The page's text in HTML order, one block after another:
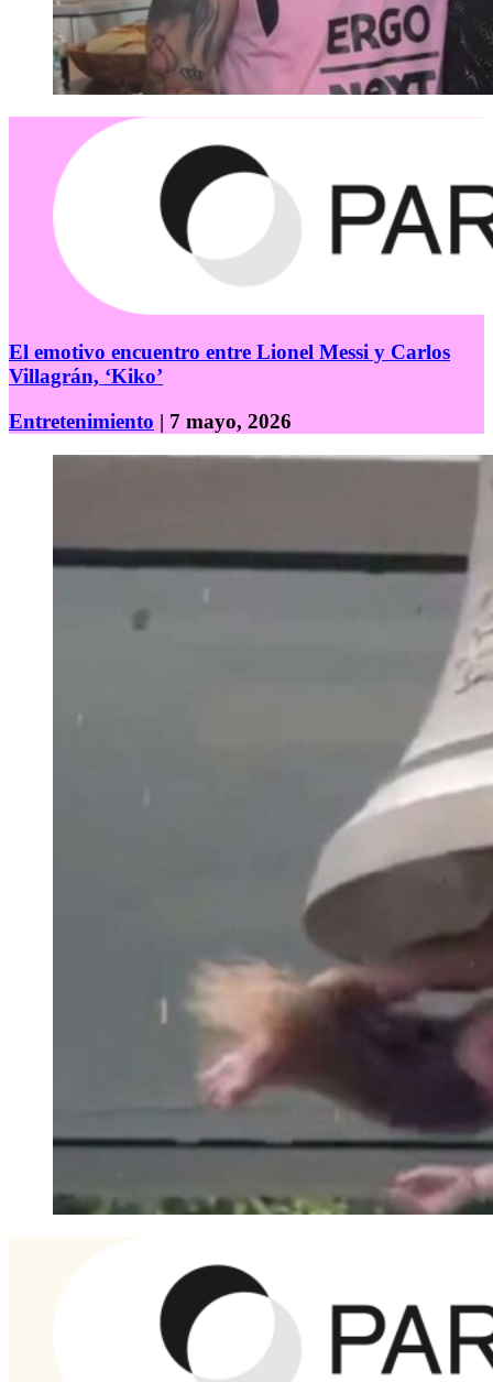
El emotivo encuentro entre Lionel Messi y Carlos
Villagrán, ‘Kiko’
Entretenimiento | 7 mayo, 2026